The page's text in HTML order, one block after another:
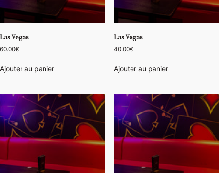
Las Vegas
60.00€
Ajouter au panier
Las Vegas
40.00€
Ajouter au panier